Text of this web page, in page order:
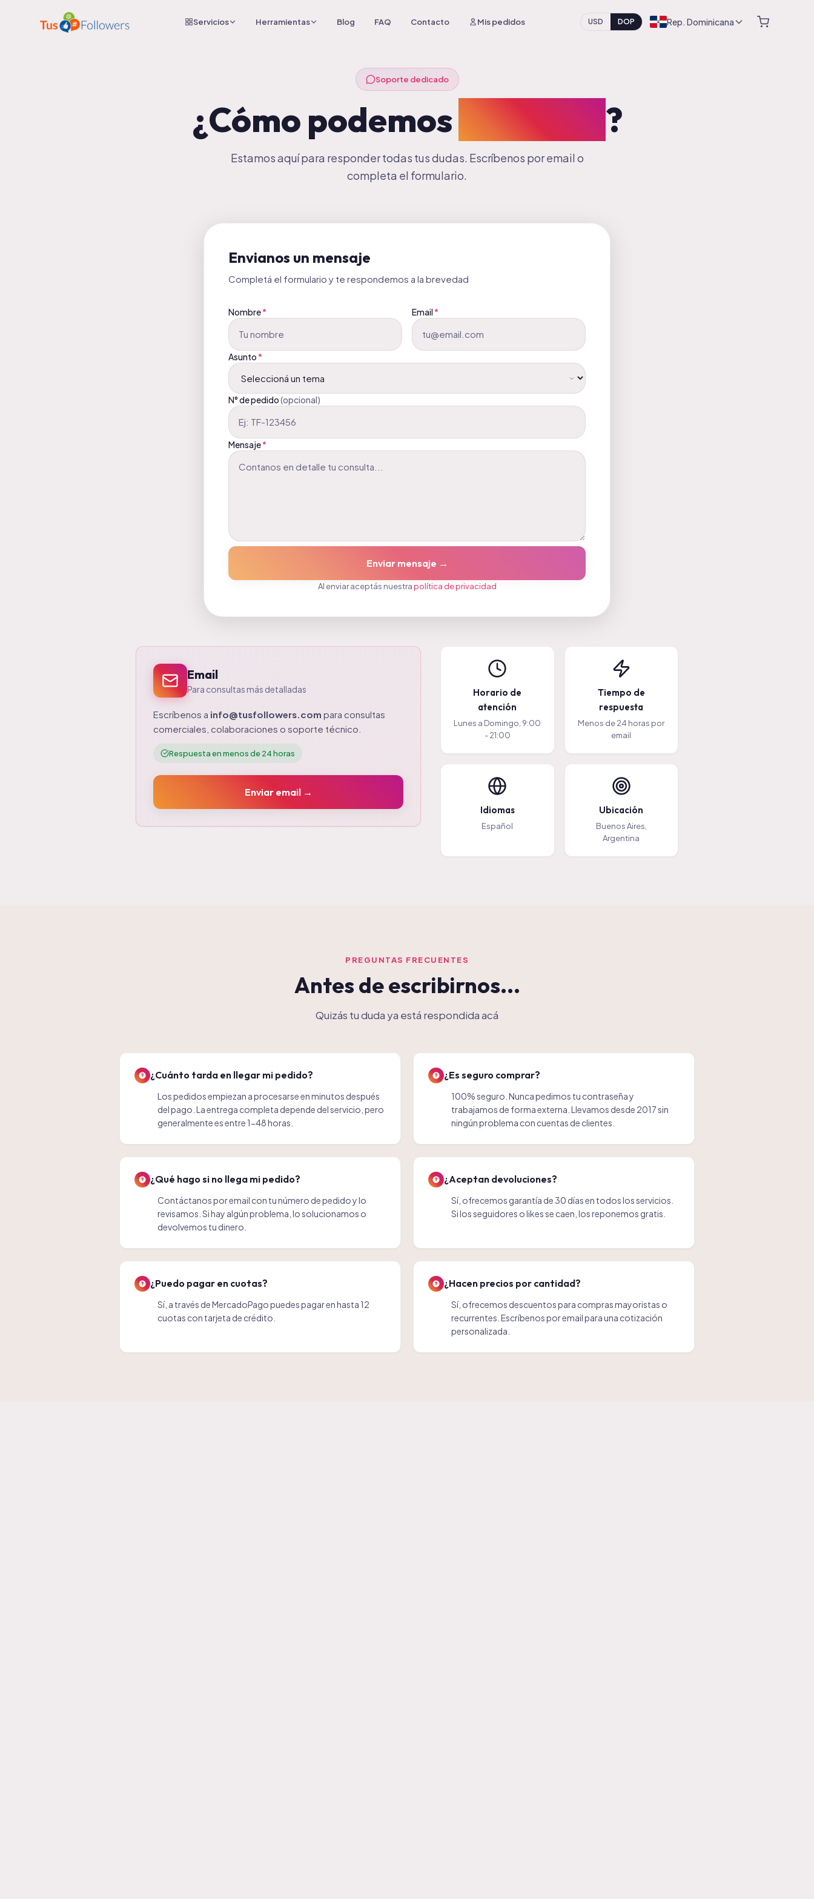
Servicios Herramientas Blog FAQ Contacto Mis pedidos USD DOP Rep. Dominicana
Soporte dedicado
¿Cómo podemosayudarte ?
Estamos aquí para responder todas tus dudas. Escríbenos por email o
completa el formulario.
Envianos un mensaje
Completá el formulario y te respondemos a la brevedad
Nombre* Email*
Asunto*
N° de pedido(opcional)
Mensaje*
Enviar mensaje →
Al enviar aceptás nuestra política de privacidad
Email
Para consultas más detalladas
Escríbenos a info@tusfollowers.com para consultas
comerciales, colaboraciones o soporte técnico.
Respuesta en menos de 24 horas
Enviar email →
Horario de
atención
Lunes a Domingo, 9:00
- 21:00
Tiempo de
respuesta
Menos de 24 horas por
email
Idiomas
Español
Ubicación
Buenos Aires,
Argentina
PREGUNTAS FRECUENTES
Antes de escribirnos...
Quizás tu duda ya está respondida acá
¿Cuánto tarda en llegar mi pedido?
Los pedidos empiezan a procesarse en minutos después
del pago. La entrega completa depende del servicio, pero
generalmente es entre 1-48 horas.
¿Es seguro comprar?
100% seguro. Nunca pedimos tu contraseña y
trabajamos de forma externa. Llevamos desde 2017 sin
ningún problema con cuentas de clientes.
¿Qué hago si no llega mi pedido?
Contáctanos por email con tu número de pedido y lo
revisamos. Si hay algún problema, lo solucionamos o
devolvemos tu dinero.
¿Aceptan devoluciones?
Sí, ofrecemos garantía de 30 días en todos los servicios.
Si los seguidores o likes se caen, los reponemos gratis.
¿Puedo pagar en cuotas?
Sí, a través de MercadoPago puedes pagar en hasta 12
cuotas con tarjeta de crédito.
¿Hacen precios por cantidad?
Sí, ofrecemos descuentos para compras mayoristas o
recurrentes. Escríbenos por email para una cotización
personalizada.